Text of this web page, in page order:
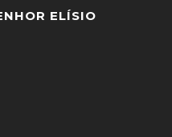
ELÍSIO